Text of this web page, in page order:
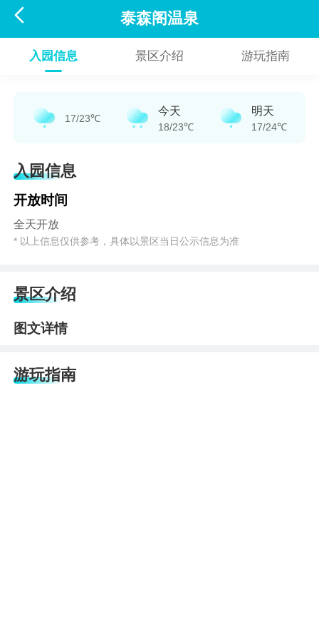
 泰森阁温泉
入园信息 景区介绍 游玩指南
17/23℃
今天
18/23℃
明天
17/24℃
入园信息
开放时间
全天开放
* 以上信息仅供参考，具体以景区当日公示信息为准
景区介绍
图文详情
游玩指南